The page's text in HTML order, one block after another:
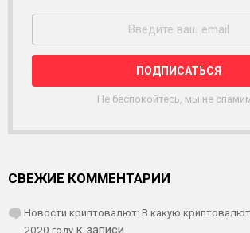
С
Ы
Л
К
Не беспокойтесь, мы не
СВЕЖИЕ КОММЕНТАРИИ
Новости криптовалют: В какую
к записи